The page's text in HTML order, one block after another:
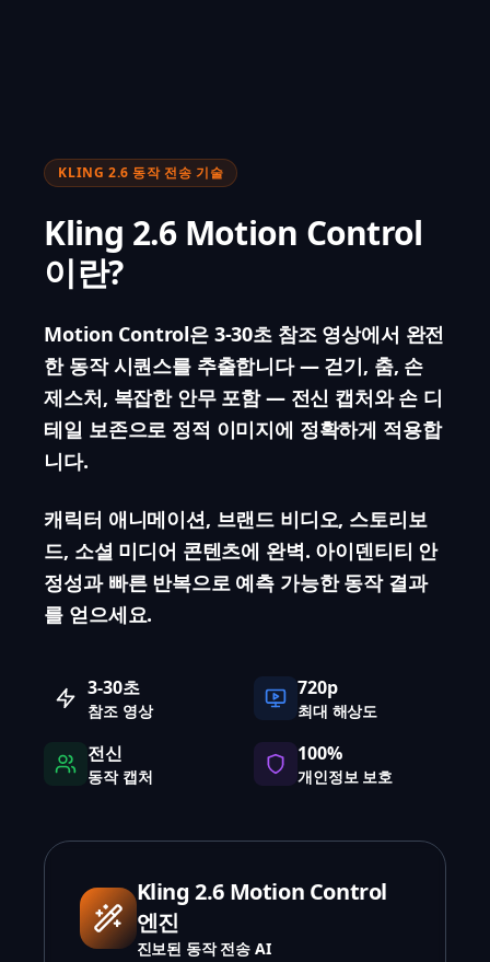
KLING 2.6 동작 전송 기술
Kling 2.6 Motion Control
이란?
Motion Control은 3-30초 참조 영상에서 완전
한 동작 시퀀스를 추출합니다 — 걷기, 춤, 손
제스처, 복잡한 안무 포함 — 전신 캡처와 손 디
테일 보존으로 정적 이미지에 정확하게 적용합
니다.
캐릭터 애니메이션, 브랜드 비디오, 스토리보
드, 소셜 미디어 콘텐츠에 완벽. 아이덴티티 안
정성과 빠른 반복으로 예측 가능한 동작 결과
를 얻으세요.
3-30초
참조 영상
720p
최대 해상도
전신
동작 캡처
100%
개인정보 보호
Kling 2.6 Motion Control
엔진
진보된 동작 전송 AI